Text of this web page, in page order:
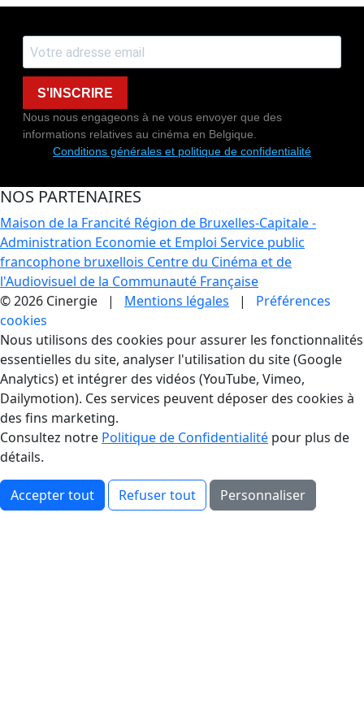
S'INSCRIRE
Nous nous engageons à ne vous envoyer que des
informations relatives au cinéma en Belgique.
Conditions générales et politique de confidentialité
NOS PARTENAIRES
Maison de la Francité Région de Bruxelles-Capitale -
Administration Economie et Emploi Service public
francophone bruxellois Centre du Cinéma et de
l'Audiovisuel de la Communauté Française
© 2026 Cinergie | Mentions légales | Préférences
cookies
Gestion des Cookies
Nous utilisons des cookies pour assurer les fonctionnalités
essentielles du site, analyser l'utilisation du site (Google
Analytics) et intégrer des vidéos (YouTube, Vimeo,
Dailymotion). Ces services peuvent déposer des cookies à
des fins marketing.
Consultez notre Politique de Confidentialité pour plus de
détails.
Accepter tout Refuser tout Personnaliser